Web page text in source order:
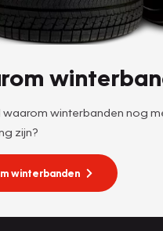
waarom winterbanden nog
zijn?
winterbanden